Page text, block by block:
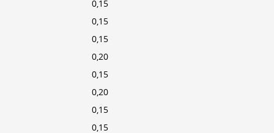
0,15
0,15
0,15
0,20
0,15
0,20
0,15
0,15